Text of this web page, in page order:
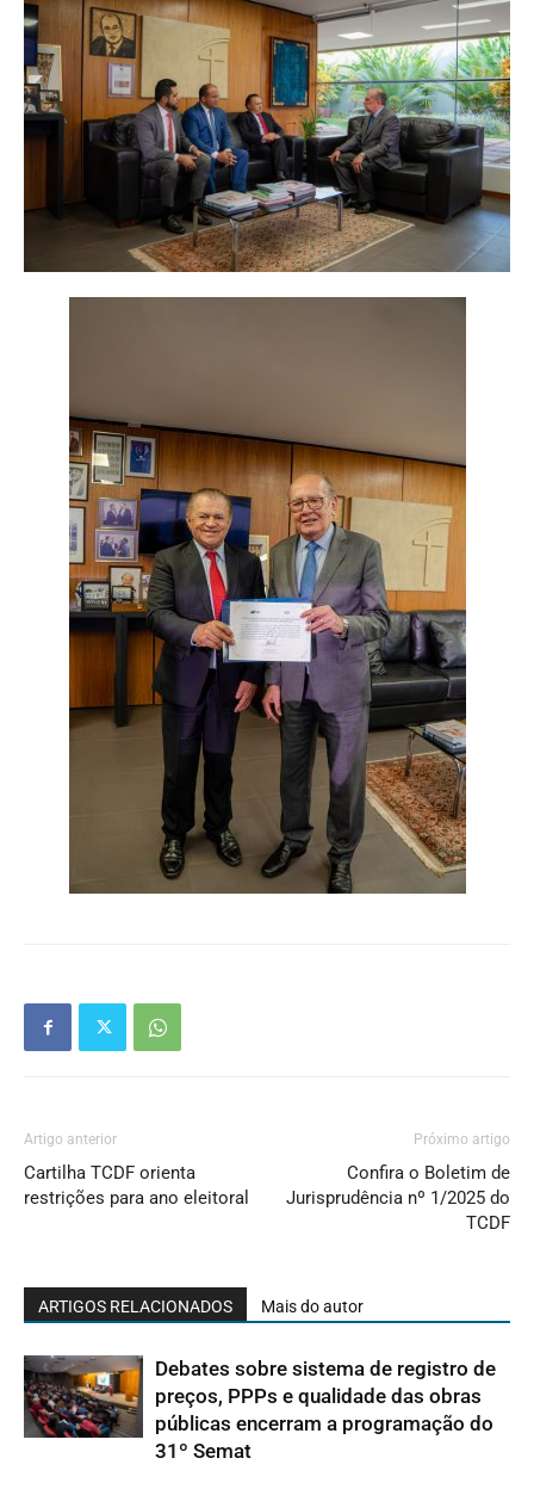
Artigo anterior
Cartilha TCDF orienta
restrições para ano eleitoral
Próximo artigo
Confira o Boletim de
Jurisprudência nº 1/2025 do
TCDF
ARTIGOS RELACIONADOS Mais do autor
Debates sobre sistema de registro de
preços, PPPs e qualidade das obras
públicas encerram a programação do
31º Semat